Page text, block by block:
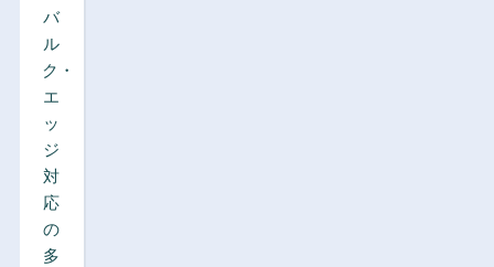
バ
ル
ク・
エ
ッ
ジ
対
応
の
多